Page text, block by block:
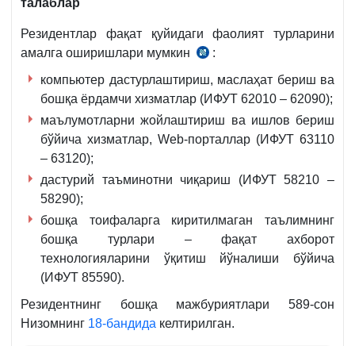
илова,
талаблар
Резидентлар фақат қуйидаги фаолият турларини
амалга оширишлари мумкин
589-
Низом
9-
:
компьютер дастурлаштириш, маслаҳат бериш ва
бошқа ёрдамчи хизматлар (ИФУТ 62010 – 62090);
маълумотларни жойлаштириш ва ишлов бериш
бўйича хизматлар, Web-порталлар (ИФУТ 63110
– 63120);
дастурий таъминотни чиқариш (ИФУТ 58210 –
58290);
бошқа тоифаларга киритилмаган таълимнинг
бошқа турлари – фақат ахборот
технологияларини ўқитиш йўналиши бўйича
(ИФУТ 85590).
Резидентнинг бошқа мажбуриятлари 589-сон
Низомнинг 18-бандида келтирилган.